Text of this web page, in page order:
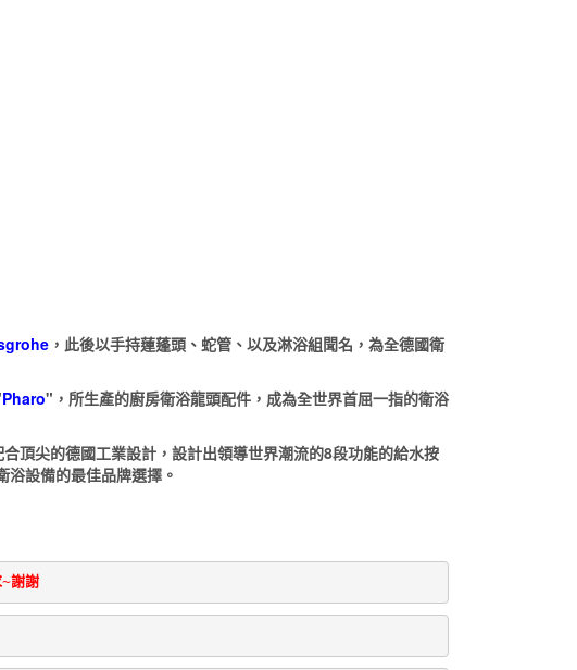
，此後以手持蓮蓬頭、蛇管、以及淋浴組聞名，為全德國衛
Pharo"，所生產的廚房衛浴龍頭配件，成為全世界首屈一指的衛浴
頂尖的德國工業設計，設計出領導世界潮流的8段功能的給水按
設備的最佳品牌選擇。
謝謝